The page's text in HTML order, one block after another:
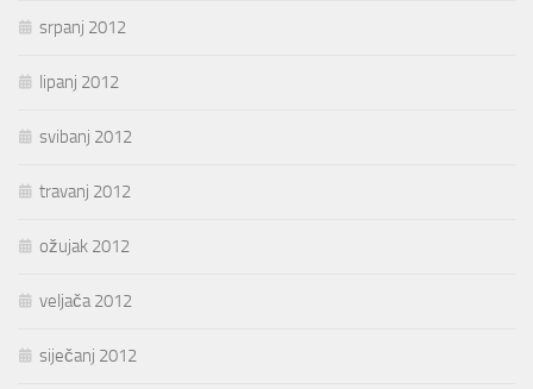
srpanj 2012
lipanj 2012
svibanj 2012
travanj 2012
ožujak 2012
veljača 2012
siječanj 2012